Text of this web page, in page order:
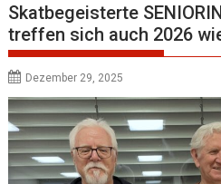
Skatbegeisterte
treffen sich auch 2026
Dezember 29, 2025